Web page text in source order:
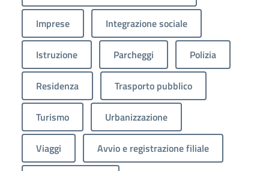
Imprese Integrazione sociale
Istruzione Parcheggi Polizia
Residenza Trasporto pubblico
Turismo Urbanizzazione
Viaggi Avvio e registrazione filiale